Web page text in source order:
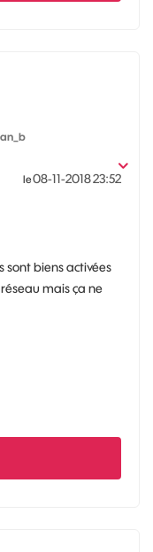
le‎08-11-201823:52
sont biens activées
mais ça ne